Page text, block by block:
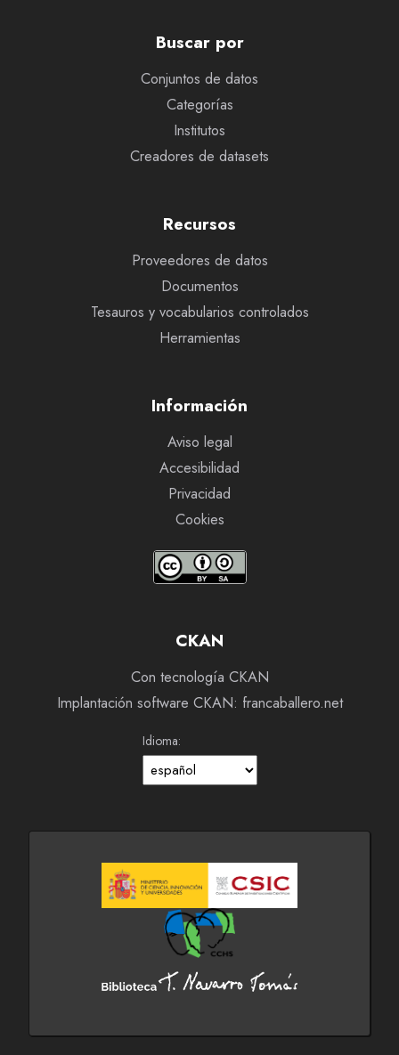
Buscar por
Conjuntos de datos
Categorías
Institutos
Creadores de datasets
Recursos
Proveedores de datos
Documentos
Tesauros y vocabularios controlados
Herramientas
Información
Aviso legal
Accesibilidad
Privacidad
Cookies
CKAN
Con tecnología CKAN
Implantación software CKAN: francaballero.net
Idioma